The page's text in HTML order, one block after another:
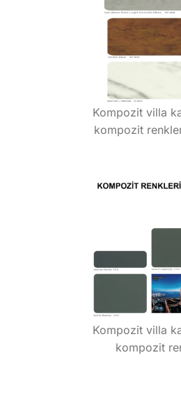
Kompozit villa
kompozit
Kompozit villa
kompozit